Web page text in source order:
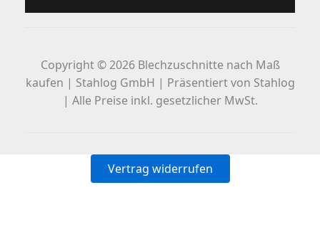
Copyright © 2026 Blechzuschnitte nach Maß
kaufen | Stahlog GmbH | Präsentiert von Stahlog
| Alle Preise inkl. gesetzlicher MwSt.
Vertrag widerrufen